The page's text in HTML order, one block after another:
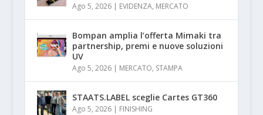
Ago 5, 2026| EVIDENZA, MERCATO
Bompan amplia l’offerta Mimaki tra
partnership, premi e nuove soluzioni
UV
Ago 5, 2026| MERCATO, STAMPA
STAATS.LABEL sceglie Cartes GT360
Ago 5, 2026| FINISHING